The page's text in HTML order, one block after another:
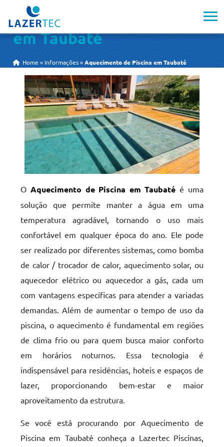
Aquecimento de Piscina
em Taubaté
Home » Informações »Aquecimento de Piscina em Taubaté
O Aquecimento de Piscina em Taubaté é uma
solução que permite manter a água em uma
temperatura agradável, tornando o uso mais
confortável em qualquer época do ano. Ele pode
ser realizado por diferentes sistemas, como bomba
de calor / trocador de calor, aquecimento solar, ou
aquecedor elétrico ou aquecedor a gás, cada um
com vantagens específicas para atender a variadas
demandas. Além de aumentar o tempo de uso da
piscina, o aquecimento é fundamental em regiões
de clima frio ou para quem busca maior conforto
em horários noturnos. Essa tecnologia é
indispensável para residências, hoteis e espaços de
lazer, proporcionando bem-estar e maior
aproveitamento da estrutura.
Se você está procurando por Aquecimento de
Piscina em Taubaté conheça a Lazertec Piscinas,